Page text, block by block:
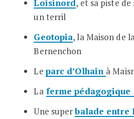
Loisinord, et sa piste
un terril
Geotopia, la Maison de
Bernenchon
Le parc d’Olhain à
La ferme pédagogique
Une superbalade entre